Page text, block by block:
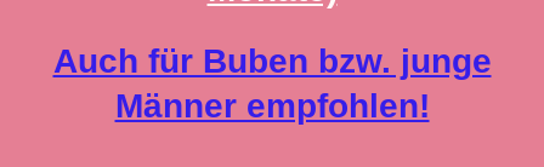
Auch für Buben bzw. junge
Männer empfohlen!